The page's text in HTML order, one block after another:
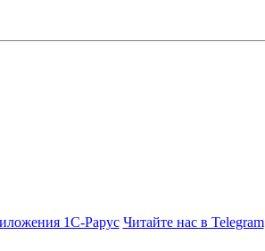
1С-Рарус Читайте нас в Telegram